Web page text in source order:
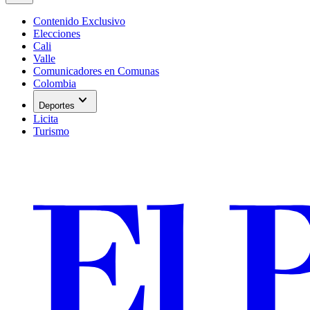
Contenido Exclusivo
Elecciones
Cali
Valle
Comunicadores en Comunas
Colombia
Deportes expand_more
Licita
Turismo